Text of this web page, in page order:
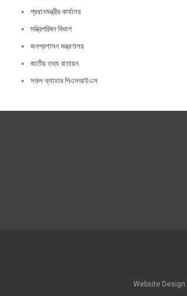
প্রধানমন্ত্রীর কার্যালয়
মন্ত্রিপরিষদ বিভাগ
জনপ্রশাসন মন্ত্রণালয়
জাতীয় তথ্য বাতায়ন
সকল ক্যাডার পিএমআইএস
Website Design: